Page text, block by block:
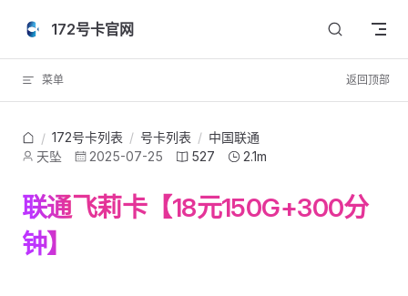
Skip to content
172号卡官网
菜单 返回顶部
/ 172号卡列表 / 号卡列表 / 中国联通
天坠
2025-07-25 527 2.1m
联通飞莉卡【18元150G+300分
钟】